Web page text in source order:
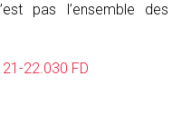
pas l’ensemble des
22.030 FD